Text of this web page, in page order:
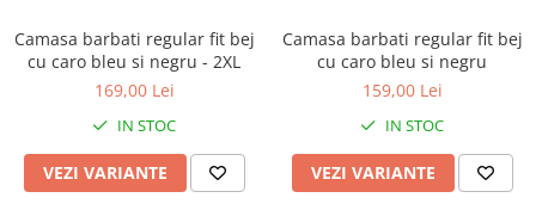
Camasa barbati regular fit bej
cu caro bleu si negru - 2XL
169,00 Lei
IN STOC
VEZI VARIANTE
Camasa barbati regular fit bej
cu caro bleu si negru
159,00 Lei
IN STOC
VEZI VARIANTE